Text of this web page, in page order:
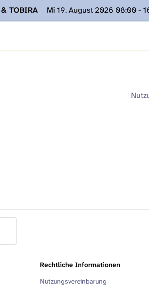
& TOBIRA
Mi 19. August 2026 08:00 -
Verfügung stehen. Kontakt:
Rechtliche Informationen
Nutzungsvereinbarung